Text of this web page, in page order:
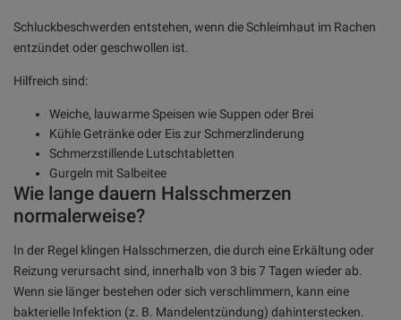
Schluckbeschwerden entstehen, wenn die Schleimhaut im Rachen
entzündet oder geschwollen ist.
Hilfreich sind:
Weiche, lauwarme Speisen wie Suppen oder Brei
Kühle Getränke oder Eis zur Schmerzlinderung
Schmerzstillende Lutschtabletten
Gurgeln mit Salbeitee
Wie lange dauern Halsschmerzen
normalerweise?
In der Regel klingen Halsschmerzen, die durch eine Erkältung oder
Reizung verursacht sind, innerhalb von 3 bis 7 Tagen wieder ab.
Wenn sie länger bestehen oder sich verschlimmern, kann eine
bakterielle Infektion (z. B. Mandelentzündung) dahinterstecken.